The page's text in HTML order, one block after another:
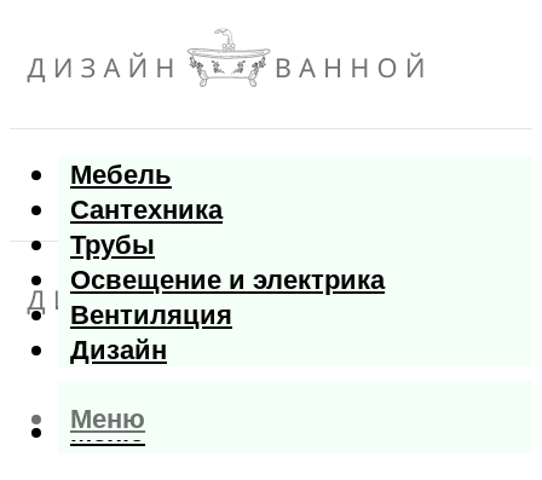
Мебель
Сантехника
Трубы
Освещение и электрика
Вентиляция
Дизайн
Меню
Меню